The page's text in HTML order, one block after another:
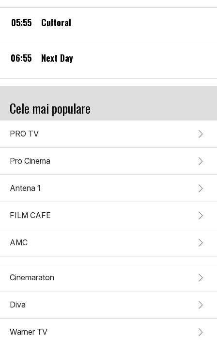
utile, inteligente, ușor de urmărit. Intră în
05:55 Cultoral
06:55 Next Day
Cele mai populare
PRO TV
Pro Cinema
Antena 1
FILM CAFE
AMC
Cinemaraton
Diva
Warner TV